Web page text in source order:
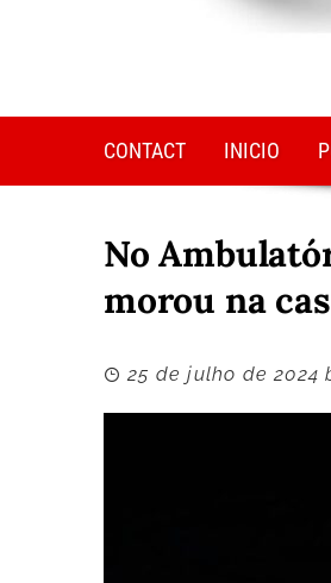
CONTACT INICIO
No
morou na
25 de julho de 2024